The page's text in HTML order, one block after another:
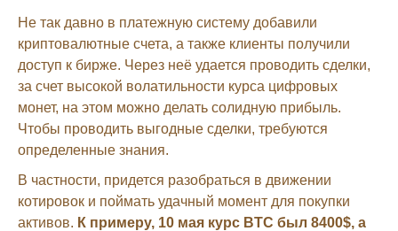
Не так давно в платежную систему добавили
криптовалютные счета, а также клиенты получили
доступ к бирже. Через неё удается проводить сделки,
за счет высокой волатильности курса цифровых
монет, на этом можно делать солидную прибыль.
Чтобы проводить выгодные сделки, требуются
определенные знания.
В частности, придется разобраться в движении
котировок и поймать удачный момент для покупки
активов. К примеру, 10 мая курс BTC был 8400$, а